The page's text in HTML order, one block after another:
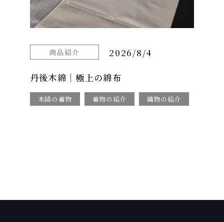
商品紹介 2026/8/4
丹後木綿｜極上の綿布
木綿の着物 着物の紹介 織物の紹介